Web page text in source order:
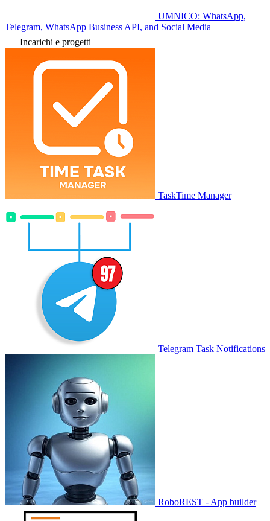
UMNICO: WhatsApp,
Telegram, WhatsApp Business API, and Social Media
Incarichi e progetti
TaskTime Manager
Telegram Task Notifications
RoboREST - App builder